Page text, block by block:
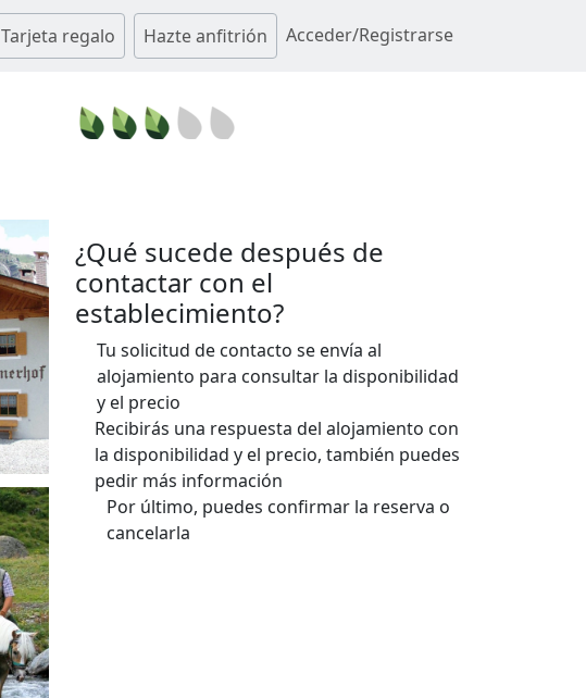
Tarjeta regalo Hazte anfitrión Acceder/Registrarse
¿Qué sucede después de
contactar con el
establecimiento?
Tu solicitud de contacto se envía al
alojamiento para consultar la disponibilidad
y el precio
Recibirás una respuesta del alojamiento con
la disponibilidad y el precio, también puedes
pedir más información
Por último, puedes confirmar la reserva o
cancelarla